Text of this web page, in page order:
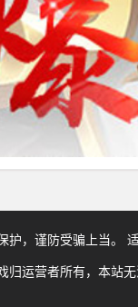
护，谨防受骗上当。
归运营者所有，本站